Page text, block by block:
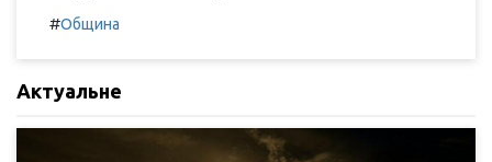
#Община
Актуальне